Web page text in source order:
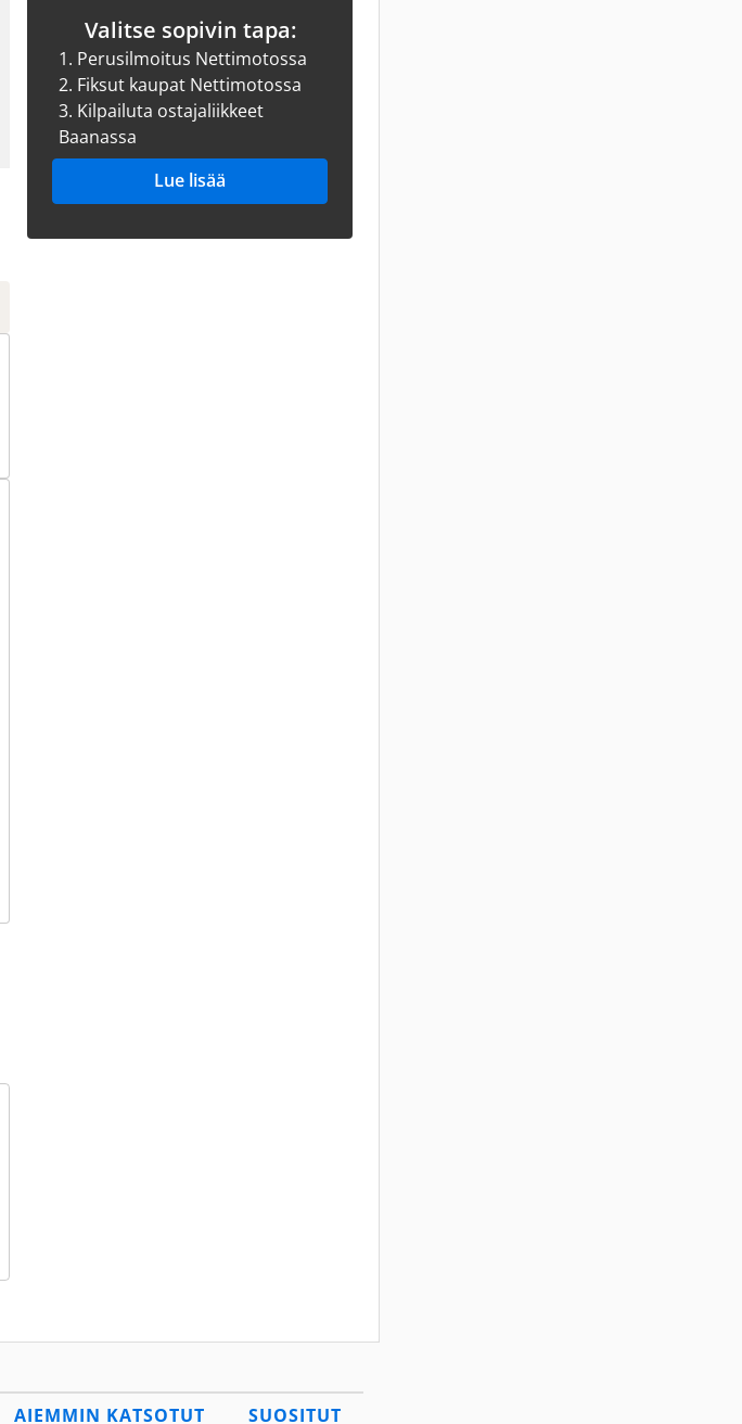
Valitse sopivin tapa:
1. Perusilmoitus Nettimotossa
2. Fiksut kaupat Nettimotossa
3. Kilpailuta ostajaliikkeet
Baanassa
Lue lisää
AIEMMIN KATSOTUT SUOSITUT